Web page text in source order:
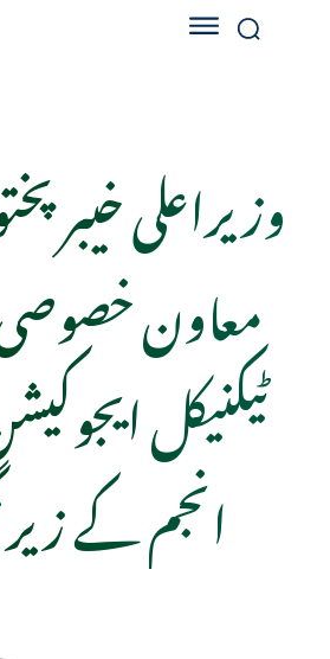
وزیراعلی
معاون
ٹیکنیکل
انجم کے زیر